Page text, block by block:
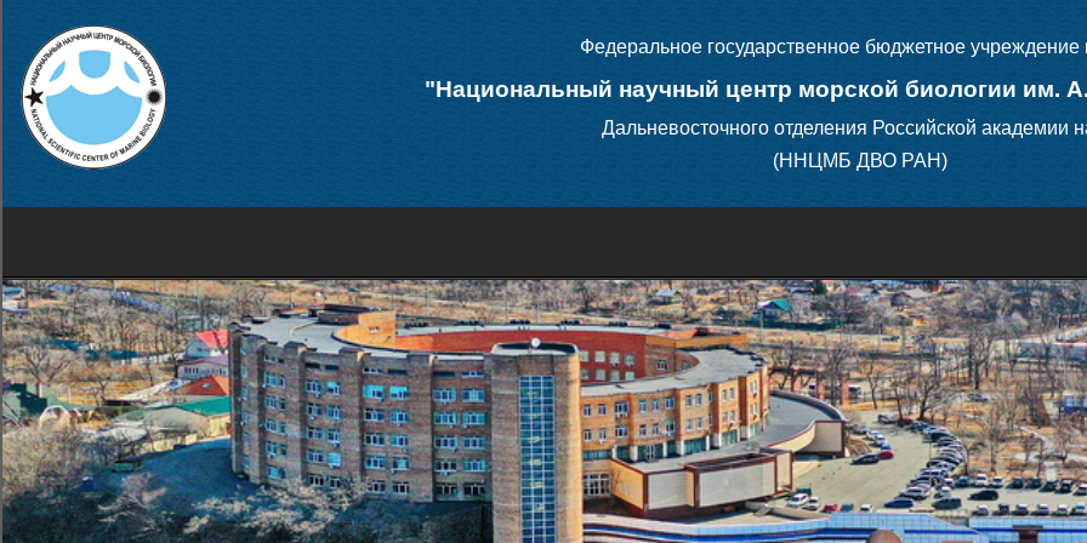
Федеральное государственное бюджетное учреждение
"Национальный научный центр морской биологии им.
Дальневосточного отделения Российской академии
(ННЦМБ ДВО РАН)